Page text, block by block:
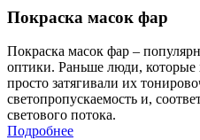
Покраска масок фар
Покраска масок фар –
оптики. Раньше люди, которые
просто затягивали их
светопропускаемость и,
светового потока.
Подробнее